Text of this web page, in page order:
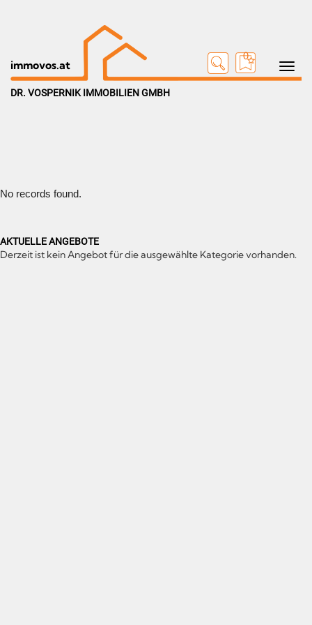
Toggle
immovos.at
0
DR. VOSPERNIK IMMOBILIEN GMBH
No records found.
AKTUELLE ANGEBOTE
Derzeit ist kein Angebot für die ausgewählte Kategorie vorhanden.